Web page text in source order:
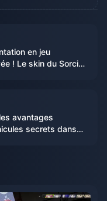
en jeu
! Le skin du Sorcier
avantages
secrets dans